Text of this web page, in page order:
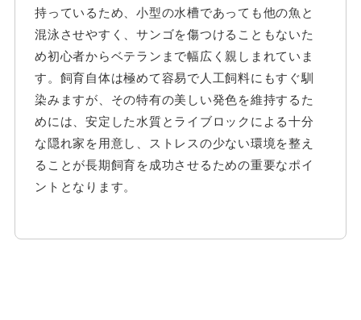
持っているため、小型の水槽であっても他の魚と
混泳させやすく、サンゴを傷つけることもないた
め初心者からベテランまで幅広く親しまれていま
す。飼育自体は極めて容易で人工飼料にもすぐ馴
染みますが、その特有の美しい発色を維持するた
めには、安定した水質とライブロックによる十分
な隠れ家を用意し、ストレスの少ない環境を整え
ることが長期飼育を成功させるための重要なポイ
ントとなります。